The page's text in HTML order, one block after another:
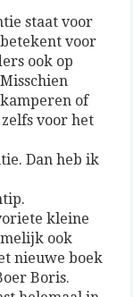
staat voor
voor
ook op
of
voor het
Dan heb ik
kleine
ook
nieuwe boek
Boris.